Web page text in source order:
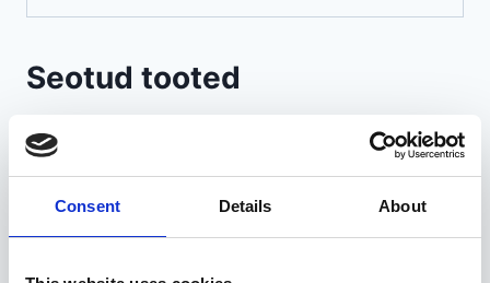
Consent Details About
Seotud tooted